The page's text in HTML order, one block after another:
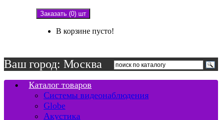
Заказать (0) шт
В корзине пусто!
Ваш город: Москва
Каталог товаров
Системы видеонаблюдения
Globe
Акустика